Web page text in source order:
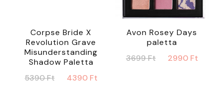
Corpse Bride X
Revolution Grave
Misunderstanding
Shadow Paletta
5390Ft
Original
4390 Ft
Avon Rosey Days
paletta
3699Ft
Original
2990 Ft